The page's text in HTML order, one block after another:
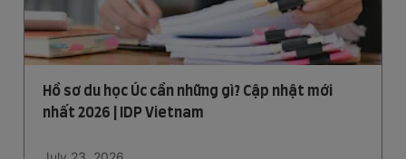
Hồ sơ du học Úc cần những gì? Cập nhật mới
nhất 2026 | IDP Vietnam